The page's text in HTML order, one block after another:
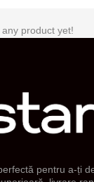
product yet!
pentru a-ți